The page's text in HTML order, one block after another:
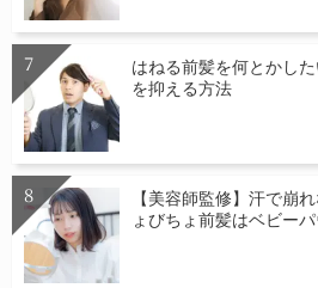
はねる前髪を何とかし
を抑える方法
【美容師監修】汗で崩
ょびちょ前髪はベビー